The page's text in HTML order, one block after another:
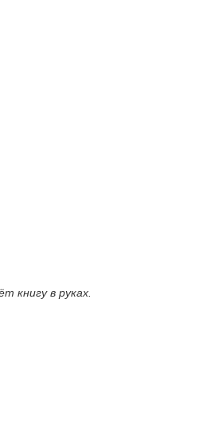
книгу в руках.